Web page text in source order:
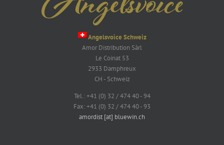
Angelsvoice Schweiz
Amor Distribution Sàrl
Le Coinat 53
2933 Damphreux
CH - Schweiz
Tel.: +41 (0) 32 / 474 40 - 94
Fax: +41 (0) 32 / 474 40 - 93
amordist [at] bluewin.ch